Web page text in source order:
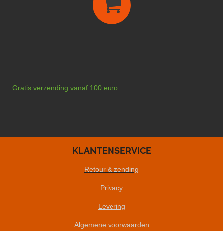
Gratis verzending vanaf 100 euro.
KLANTENSERVICE
Retour & zending
Privacy
Levering
Algemene voorwaarden